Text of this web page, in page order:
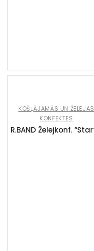
KOŠĻĀJAMĀS UN ŽELEJAS
KONFEKTES